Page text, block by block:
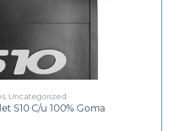
, Uncategorized
S10 C/u 100% Goma